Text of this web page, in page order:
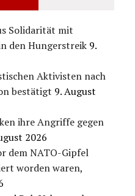
Solidarität mit
den Hungerstreik 9.
Aktivisten nach
bestätigt 9. August
ihre Angriffe gegen
2026
dem NATO-Gipfel
worden waren,